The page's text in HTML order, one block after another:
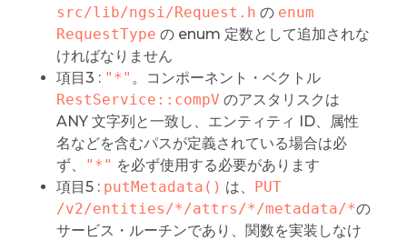
src/lib/ngsi/Request.h の enum
RequestType の enum 定数として追加されな
ければなりません
項目3 : "*" 。コンポーネント・ベクトル
RestService::compV のアスタリスクは
ANY 文字列と一致し、エンティティ ID、属性
名などを含むパスが定義されている場合は必
ず、
"*" を必ず使用する必要があります
項目5 : putMetadata() は、 PUT
/v2/entities/*/attrs/*/metadata/*の
サービス・ルーチンであり、関数を実装しなけ